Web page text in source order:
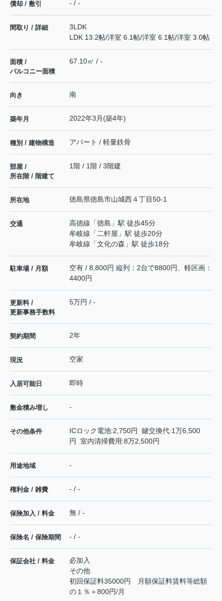
償却 / 敷引 - / -
間取り / 詳細
3LDK
LDK 13.2帖/洋室 6.1帖/洋室 6.1帖/洋室 3.0帖
面積 /
バルコニー面積
67.10㎡ / -
向き 南
築年月 2022年3月(築4年)
種別 / 建物構造 アパート / 軽量鉄骨
部屋 /
所在階 / 階建て
1階 / 1階 / 3階建
所在地 徳島県徳島市山城西４丁目50-1
交通 高徳線 「徳島 」駅 徒歩45分
牟岐線 「二軒屋 」駅 徒歩20分
牟岐線 「文化の森 」駅 徒歩18分
駐車場 / 月額
空有 / 8,800円 縦列：2台で8800円、軽区画：
4400円
更新料 /
更新事務手数料
5万円 / -
契約期間 2年
現況 空家
入居可能日 即時
敷金積み増し -
その他条件
ICロック電池:2,750円 鍵交換代:1万6,500
円 室内清掃費用:8万2,500円
用途地域 -
権利金 / 雑費 - / -
保険加入 / 料金 無 / -
保険名 / 保険期間 - / -
保証会社 / 料金
必加入
その他
初回保証料35000円 月額保証料賃料等総額
の１％＋800円/月